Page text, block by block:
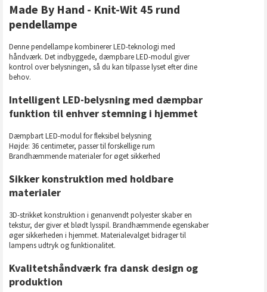
Made By Hand - Knit-Wit 45 rund
pendellampe
Denne pendellampe kombinerer LED-teknologi med
håndværk. Det indbyggede, dæmpbare LED-modul giver
kontrol over belysningen, så du kan tilpasse lyset efter dine
behov.
Intelligent LED-belysning med dæmpbar
funktion til enhver stemning i hjemmet
Dæmpbart LED-modul for fleksibel belysning
Højde: 36 centimeter, passer til forskellige rum
Brandhæmmende materialer for øget sikkerhed
Sikker konstruktion med holdbare
materialer
3D-strikket konstruktion i genanvendt polyester skaber en
tekstur, der giver et blødt lysspil. Brandhæmmende egenskaber
øger sikkerheden i hjemmet. Materialevalget bidrager til
lampens udtryk og funktionalitet.
Kvalitetshåndværk fra dansk design og
produktion